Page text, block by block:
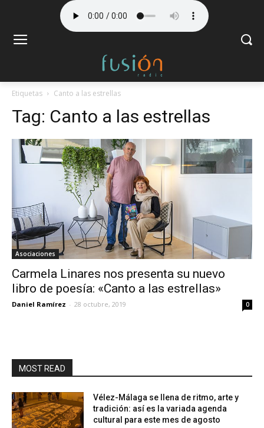
Etiquetas Canto a las estrellas
Tag: Canto a las estrellas
Asociaciones
Carmela Linares nos presenta su nuevo
libro de poesía: «Canto a las estrellas»
Daniel Ramírez - 28 octubre, 2019 0
MOST READ
Vélez-Málaga se llena de ritmo, arte y
tradición: así es la variada agenda
cultural para este mes de agosto